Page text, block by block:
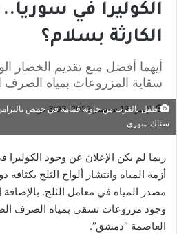
الكوليرا في
الكارثة بسلام؟
أيهما أفضل منع تقديم الخضار
سقاية المزروعات بمياه
الإثنين, 19 سبتمبر 2022, 3:03 ص
سناك سوري
ربما لم يكن الإعلان عن وجود
أزمة المياه وانتشار ألواح الثلج
مصدر المياه في معامل الثلج. بالإضافة
وجود مزروعات تسقى بمياه الصرف
العاصمة “دمشق”.